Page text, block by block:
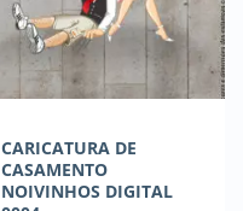
CARICATURA DE
CASAMENTO
NOIVINHOS DIGITAL